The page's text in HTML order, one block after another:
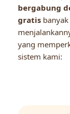
bergabung
gratis
yang
sistem kami: